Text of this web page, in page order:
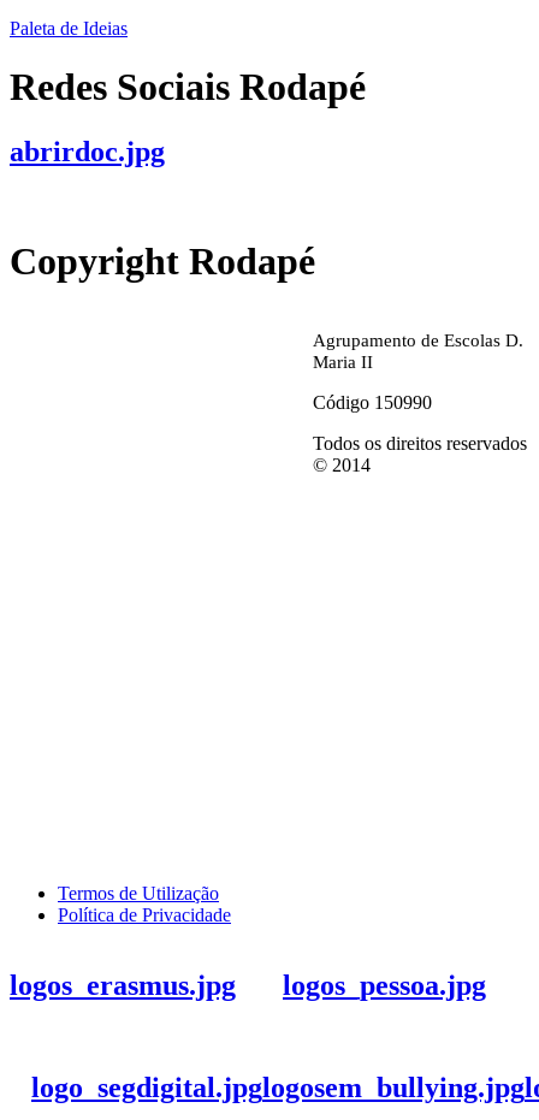
Paleta de Ideias
Redes Sociais Rodapé
abrirdoc.jpg
Copyright Rodapé
Agrupamento de Escolas D.
Maria II
Código 150990
Todos os direitos reservados
© 2014
Termos de Utilização
Política de Privacidade
logos_erasmus.jpg logos_pessoa.jpg
logo_segdigital.jpglogosem_bullying.jpg